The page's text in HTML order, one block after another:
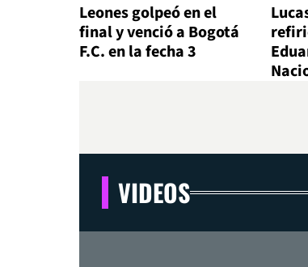
Leones golpeó en el
final y venció a Bogotá
F.C. en la fecha 3
VIDEOS